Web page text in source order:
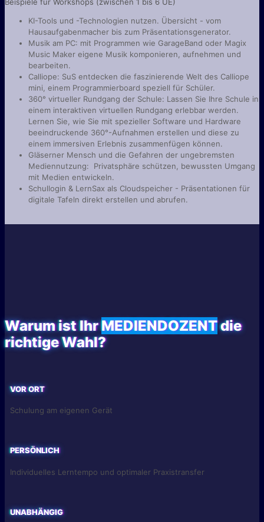
KI-Tools und -Technologien nutzen. Übersicht - vom
Hausaufgabenmacher bis zum Präsentationsgenerator.
Musik am PC: mit Programmen wie GarageBand oder Magix
Music Maker eigene Musik komponieren, aufnehmen und
bearbeiten.
Calliope: SuS entdecken die faszinierende Welt des Calliope
mini, einem Programmierboard speziell für Schüler.
360° virtueller Rundgang der Schule: Lassen Sie Ihre Schule in
einem interaktiven virtuellen Rundgang erlebbar werden.
Lernen Sie, wie Sie mit spezieller Software und Hardware
beeindruckende 360°-Aufnahmen erstellen und diese zu
einem immersiven Erlebnis zusammenfügen können.
Gläserner Mensch und die Gefahren der ungebremsten
Mediennutzung: Privatsphäre schützen, bewussten Umgang
mit Medien entwickeln.
Schullogin & LernSax als Cloudspeicher - Präsentationen für
digitale Tafeln direkt erstellen und abrufen.
Warum ist IhrMEDIENDOZENTdie
richtige Wahl?
VOR ORT
Schulung am eigenen Gerät
PERSÖNLICH
Individuelles Lerntempo und optimaler Praxistransfer
UNABHÄNGIG